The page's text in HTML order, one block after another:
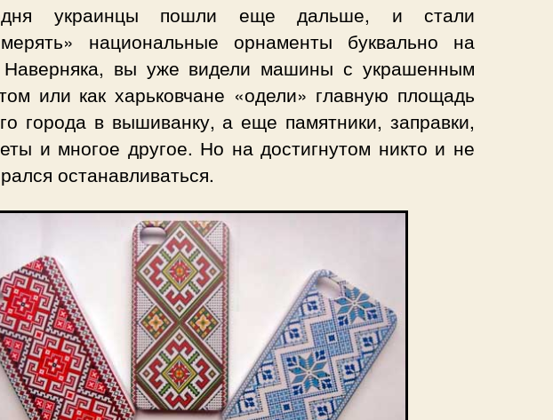
украинцы пошли еще дальше, и стали
национальные орнаменты буквально на
Наверняка, вы уже видели машины с украшенным
или как харьковчане «одели» главную площадь
города в вышиванку, а еще памятники, заправки,
и многое другое. Но на достигнутом никто и не
останавливаться.